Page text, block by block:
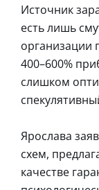
Источник
есть лишь
организации
400–600%
слишком
Ярослава
схем,
качестве